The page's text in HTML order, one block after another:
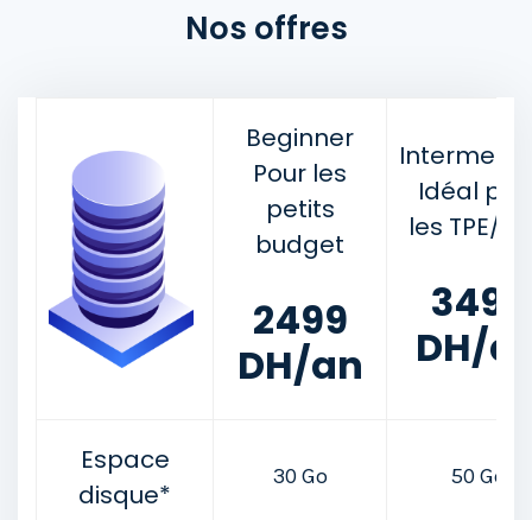
Nos offres
Beginner
Pour les
petits
budget
2499
DH/an
Idéal
les TPE/
3499
DH/
Espace
disque*
30 Go 50 Go